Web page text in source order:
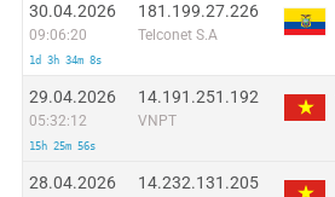
30.04.2026
09:06:20
1d 3h 34m 8s
181.199.27.226
Telconet S.A
29.04.2026
05:32:12
15h 25m 56s
14.191.251.192
VNPT
28.04.2026 14.232.131.205